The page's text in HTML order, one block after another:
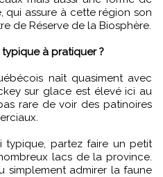
qui assure à cette région son
de Réserve de la Biosphère.
à pratiquer ?
naît quasiment avec
sur glace est élevé ici au
rare de voir des patinoires
typique, partez faire un petit
lacs de la province.
simplement admirer la faune